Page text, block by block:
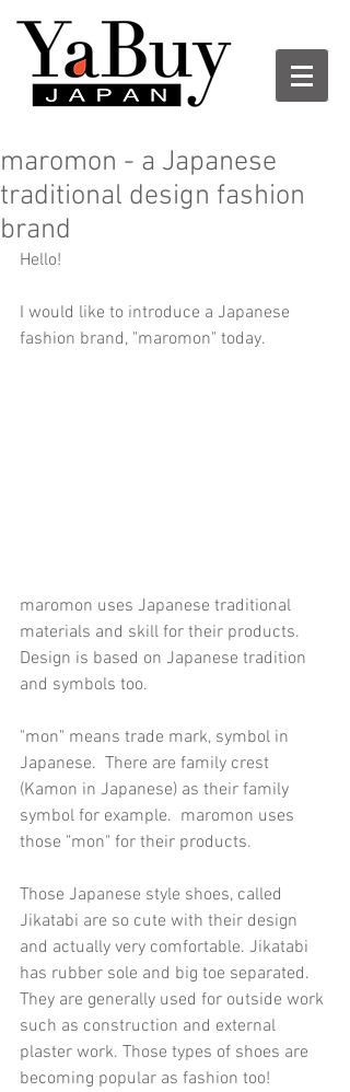
maromon - a Japanese
traditional design fashion
brand
Hello!
I would like to introduce a Japanese
fashion brand, "maromon" today.
maromon uses Japanese traditional
materials and skill for their products.
Design is based on Japanese tradition
and symbols too.
"mon" means trade mark, symbol in
Japanese.  There are family crest
(Kamon in Japanese) as their family
symbol for example.  maromon uses
those "mon" for their products.
Those Japanese style shoes, called
Jikatabi are so cute with their design
and actually very comfortable. Jikatabi
has rubber sole and big toe separated.
They are generally used for outside work
such as construction and external
plaster work. Those types of shoes are
becoming popular as fashion too!